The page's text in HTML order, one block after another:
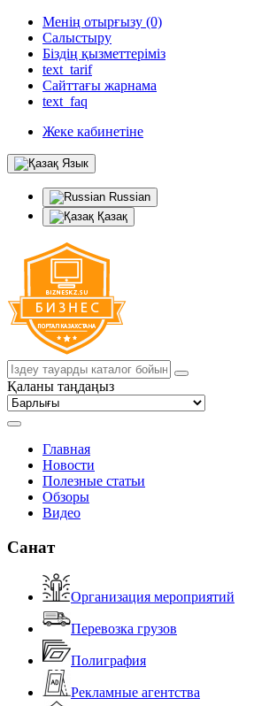
Менің отырғызу (0)
Салыстыру
Біздің қызметтеріміз
text_tarif
Сайттағы жарнама
text_faq
Жеке кабинетіне
Язык
Russian
Қазақ
Қаланы таңдаңыз
Главная
Новости
Полезные статьи
Обзоры
Видео
Санат
Организация мероприятий
Перевозка грузов
Полиграфия
Рекламные агентства